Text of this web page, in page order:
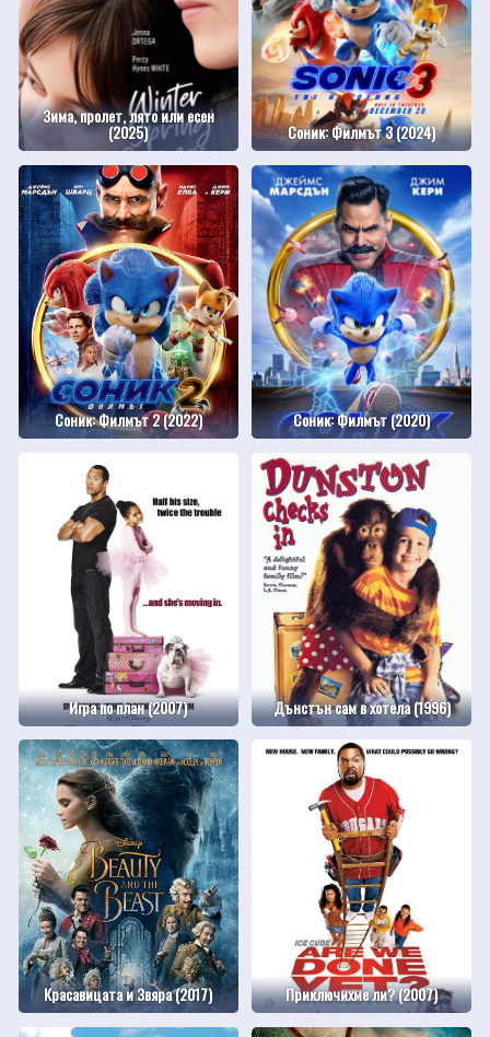
Зима, пролет, лято или есен
(2025) Соник: Филмът 3 (2024)
Соник: Филмът 2 (2022) Соник: Филмът (2020)
Игра по план (2007) Дънстън сам в хотела (1996)
Красавицата и Звяра (2017) Приключихме ли? (2007)